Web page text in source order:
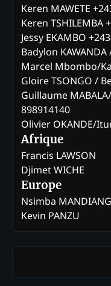
Keren MAWETE
Keren TSHILEMBA
Jessy EKAMBO
Badylon
Marcel Mbombo/
Gloire TSONGO /
Guillaume
898914140
Olivier OKANDE/
Afrique
Francis LAWSON
Djimet WICHE
Europe
Nsimba
Kevin PANZU